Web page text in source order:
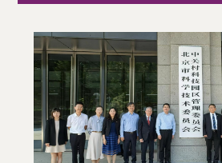
（內